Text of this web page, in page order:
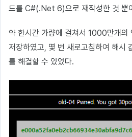
드를 C#(.Net 6)으로 재작성한 것 뿐
약 한시간 가량에 걸쳐서 1000만개의
저장하였고, 몇 번 새로고침하여 해시
를 해결할 수 있었다.